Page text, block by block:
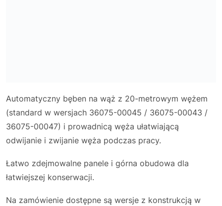
Automatyczny bęben na wąż z 20-metrowym wężem
(standard w wersjach 36075-00045 / 36075-00043 /
36075-00047) i prowadnicą węża ułatwiającą
odwijanie i zwijanie węża podczas pracy.
Łatwo zdejmowalne panele i górna obudowa dla
łatwiejszej konserwacji.
Na zamówienie dostępne są wersje z konstrukcją w